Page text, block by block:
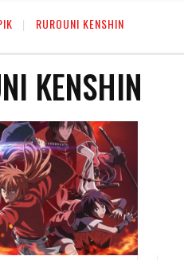
RUROUNI KENSHIN
KENSHIN